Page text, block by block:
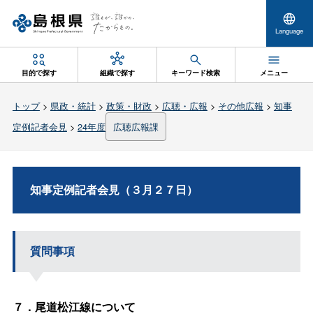
Language
目的で探す 組織で探す キーワード検索 メニュー
トップ> 県政・統計> 政策・財政 > 広聴・広報 > その他広報 > 知事
定例記者会見> 24年度 広聴広報課
知事定例記者会見（３月２７日）
質問事項
７．尾道松江線について